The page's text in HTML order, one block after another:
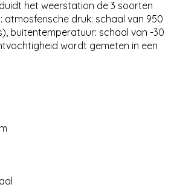
het weerstation de 3 soorten
atmosferische druk: schaal van 950
buitentemperatuur: schaal van -30
wordt gemeten in een